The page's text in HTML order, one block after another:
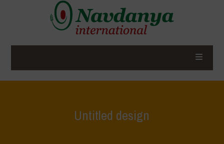
Untitled design